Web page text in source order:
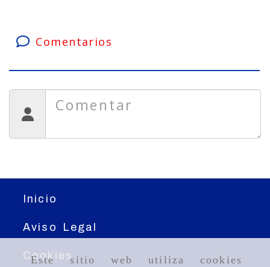
Este sitio web utiliza cookies
Comentarios
Inicio
Aviso Legal
Cookies